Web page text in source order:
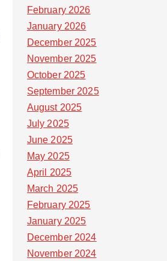
February 2026
January 2026
December 2025
November 2025
October 2025
September 2025
August 2025
July 2025
June 2025
May 2025
April 2025
March 2025
February 2025
January 2025
December 2024
November 2024